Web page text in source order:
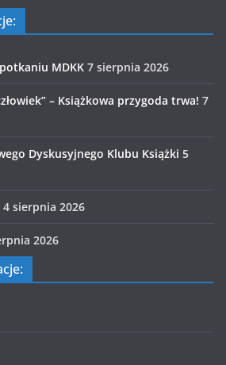
MDKK 7 sierpnia 2026
– Książkowa przygoda trwa! 7
Dyskusyjnego Klubu Książki 5
4 sierpnia 2026
2026